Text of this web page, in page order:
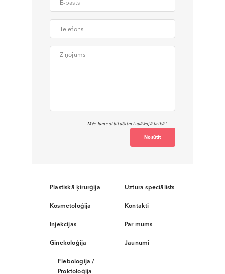
Mēs Jums atbildēsim tuvākajā laikā!
Nosūtīt
Plastiskā ķirurģija
Kosmetoloģija
Injekcijas
Ginekoloģija
Flebologija /
Proktoloģija
Uztura speciālists
Kontakti
Par mums
Jaunumi